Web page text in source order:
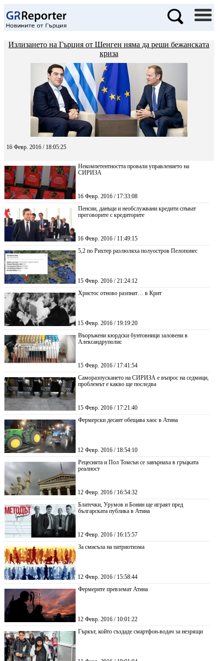
Излизането на Гърция от Шенген няма да реши бежанската
криза
16 Февр. 2016 / 18:05:25
Некомпетентността провали управлението на
СИРИЗА
16 Февр. 2016 / 17:33:08
Пенсии, данъци и необслужвани кредити спъват
преговорите с кредиторите
16 Февр. 2016 / 11:49:15
5,2 по Рихтер разлюляха полуостров Пелопонес
15 Февр. 2016 / 21:24:12
Христос отново разпнат… в Крит
15 Февр. 2016 / 19:19:20
Въоръжени кюрдски бунтовници заловени в
Александруполис
15 Февр. 2016 / 17:41:54
Саморазпускането на СИРИЗА е въпрос на седмици,
проблемът е какво ще последва
15 Февр. 2016 / 17:21:40
Фермерски десант обещава хаос в Атина
12 Февр. 2016 / 18:54:10
Рецесията и Пол Томсън се завърнаха в гръцката
реалност
12 Февр. 2016 / 16:54:32
Блатечки, Урумов и Бонин ще играят пред
българската публика в Атина
12 Февр. 2016 / 16:15:57
За смисъла на патриотизма
12 Февр. 2016 / 15:58:44
Фермерите превземат Атина
12 Февр. 2016 / 10:01:22
Гъркът, който създаде смартфон-водач за незрящи